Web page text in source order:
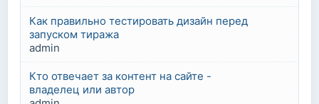
Как правильно тестировать дизайн перед
запуском тиража
admin
Кто отвечает за контент на сайте -
владелец или автор